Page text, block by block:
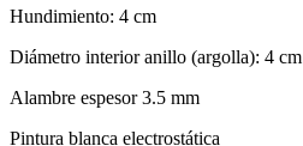
Hundimiento: 4 cm
Diámetro interior anillo (argolla): 4 cm
Alambre espesor 3.5 mm
Pintura blanca electrostática